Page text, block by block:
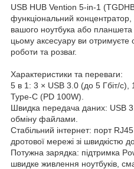
USB HUB Vention 5-in-1
функціональний
вашого ноутбука або
цьому аксесуару ви отримуєте
роботи та розваг.
Характеристики та переваги:
5 в 1: 3 × USB 3.0 (до 5 Гбіт/
Type-C (PD 100W).
Швидка передача даних: USB
обміну файлами.
Стабільний інтернет: порт
дротової мережі зі швидкістю
Потужна зарядка: підтримка
швидке живлення ноутбуків,